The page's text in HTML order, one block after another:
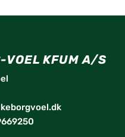
VOEL KFUM A/S